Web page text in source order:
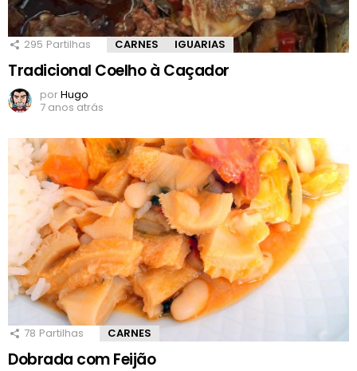
295 Partilhas CARNES IGUARIAS
Tradicional Coelho à Caçador
porHugo
7 anos atrás
78 Partilhas CARNES
Dobrada com Feijão